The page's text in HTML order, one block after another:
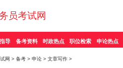
员考试网
导 备考资料 时政热点 职位检索 申论热点
网 > 备考 > 申论 > 文章写作 >